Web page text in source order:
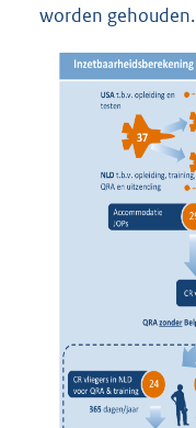
worden gehouden.